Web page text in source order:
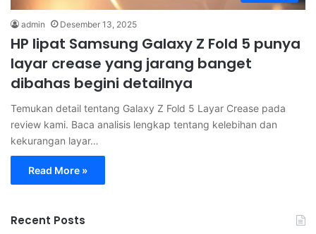
admin Desember 13, 2025
HP lipat Samsung Galaxy Z Fold 5 punya
layar crease yang jarang banget
dibahas begini detailnya
Temukan detail tentang Galaxy Z Fold 5 Layar Crease pada
review kami. Baca analisis lengkap tentang kelebihan dan
kekurangan layar…
Read More »
Recent Posts